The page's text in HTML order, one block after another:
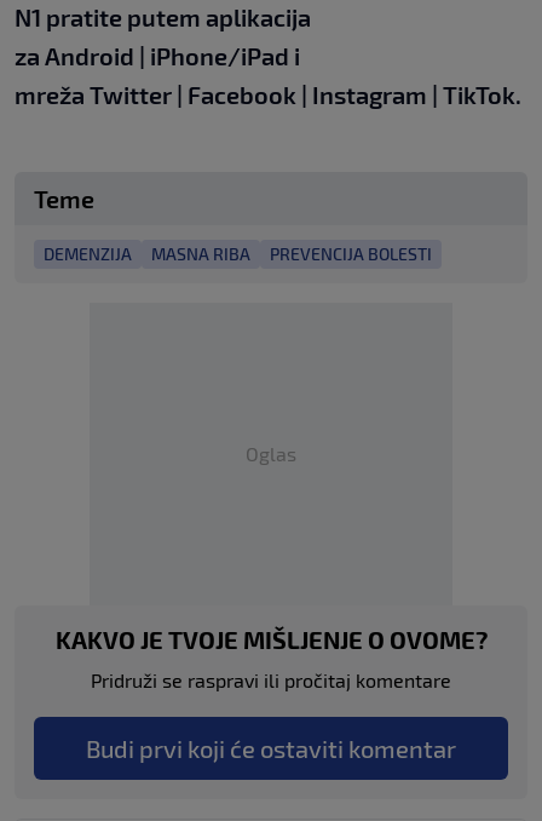
N1 pratite putem aplikacija
za Android | iPhone/iPad i
mreža Twitter | Facebook | Instagram | TikTok.
Teme
DEMENZIJA MASNA RIBA PREVENCIJA BOLESTI
Oglas
KAKVO JE TVOJE MIŠLJENJE O OVOME?
Pridruži se raspravi ili pročitaj komentare
Budi prvi koji će ostaviti komentar